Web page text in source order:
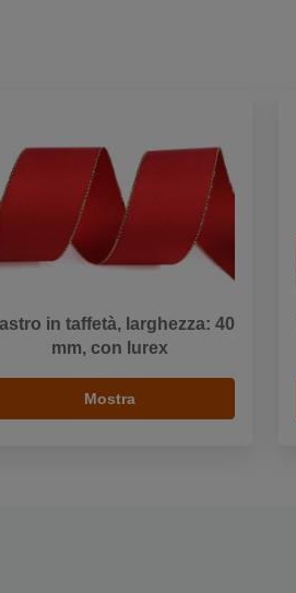
in taffetà, larghezza: 40
mm, con lurex
Mostra